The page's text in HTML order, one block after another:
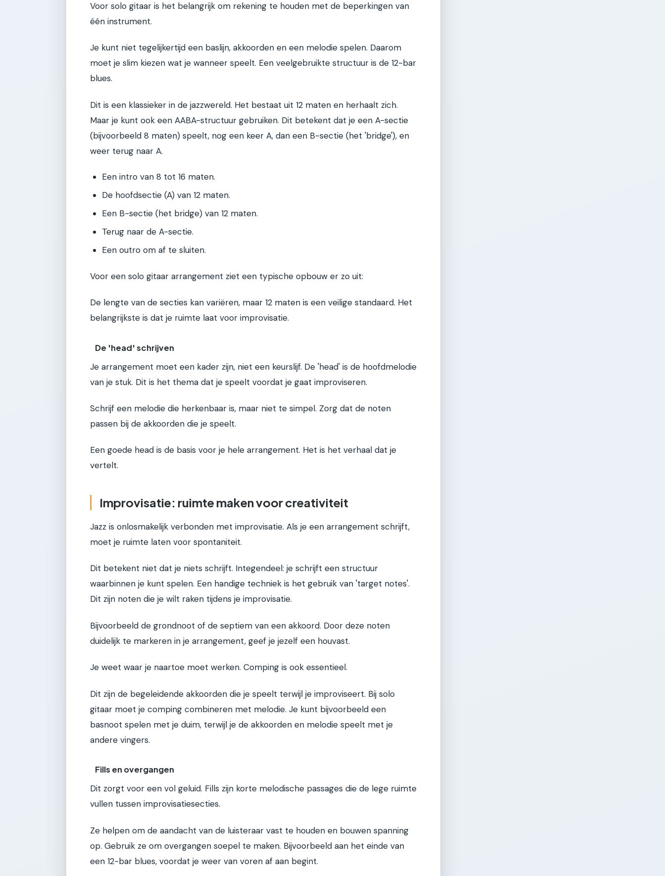
Voor solo gitaar is het belangrijk om rekening te houden met de beperkingen van
één instrument.
Je kunt niet tegelijkertijd een baslijn, akkoorden en een melodie spelen. Daarom
moet je slim kiezen wat je wanneer speelt. Een veelgebruikte structuur is de 12-bar
blues.
Dit is een klassieker in de jazzwereld. Het bestaat uit 12 maten en herhaalt zich.
Maar je kunt ook een AABA-structuur gebruiken. Dit betekent dat je een A-sectie
(bijvoorbeeld 8 maten) speelt, nog een keer A, dan een B-sectie (het 'bridge'), en
weer terug naar A.
Een intro van 8 tot 16 maten.
De hoofdsectie (A) van 12 maten.
Een B-sectie (het bridge) van 12 maten.
Terug naar de A-sectie.
Een outro om af te sluiten.
Voor een solo gitaar arrangement ziet een typische opbouw er zo uit:
De lengte van de secties kan variëren, maar 12 maten is een veilige standaard. Het
belangrijkste is dat je ruimte laat voor improvisatie.
De 'head' schrijven
Je arrangement moet een kader zijn, niet een keurslijf. De 'head' is de hoofdmelodie
van je stuk. Dit is het thema dat je speelt voordat je gaat improviseren.
Schrijf een melodie die herkenbaar is, maar niet te simpel. Zorg dat de noten
passen bij de akkoorden die je speelt.
Een goede head is de basis voor je hele arrangement. Het is het verhaal dat je
vertelt.
Improvisatie: ruimte maken voor creativiteit
Jazz is onlosmakelijk verbonden met improvisatie. Als je een arrangement schrijft,
moet je ruimte laten voor spontaniteit.
Dit betekent niet dat je niets schrijft. Integendeel: je schrijft een structuur
waarbinnen je kunt spelen. Een handige techniek is het gebruik van 'target notes'.
Dit zijn noten die je wilt raken tijdens je improvisatie.
Bijvoorbeeld de grondnoot of de septiem van een akkoord. Door deze noten
duidelijk te markeren in je arrangement, geef je jezelf een houvast.
Je weet waar je naartoe moet werken. Comping is ook essentieel.
Dit zijn de begeleidende akkoorden die je speelt terwijl je improviseert. Bij solo
gitaar moet je comping combineren met melodie. Je kunt bijvoorbeeld een
basnoot spelen met je duim, terwijl je de akkoorden en melodie speelt met je
andere vingers.
Fills en overgangen
Dit zorgt voor een vol geluid. Fills zijn korte melodische passages die de lege ruimte
vullen tussen improvisatiesecties.
Ze helpen om de aandacht van de luisteraar vast te houden en bouwen spanning
op. Gebruik ze om overgangen soepel te maken. Bijvoorbeeld aan het einde van
een 12-bar blues, voordat je weer van voren af aan begint.